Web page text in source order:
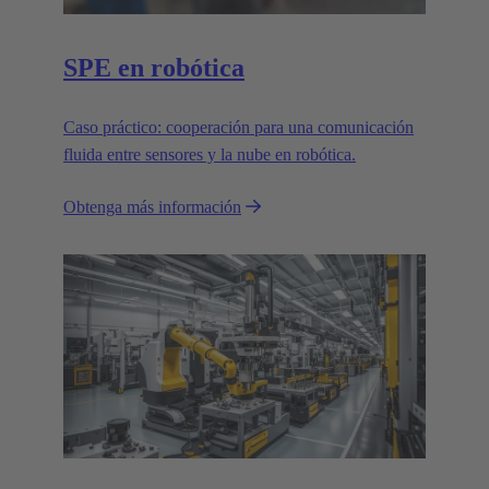
SPE en robótica
Caso práctico: cooperación para una comunicación
fluida entre sensores y la nube en robótica.
Obtenga más información